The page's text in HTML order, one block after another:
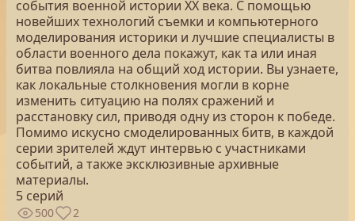
события военной истории ХХ века. С помощью
новейших технологий съемки и компьютерного
моделирования историки и лучшие специалисты в
области военного дела покажут, как та или иная
битва повлияла на общий ход истории. Вы узнаете,
как локальные столкновения могли в корне
изменить ситуацию на полях сражений и
расстановку сил, приводя одну из сторон к победе.
Помимо искусно смоделированных битв, в каждой
серии зрителей ждут интервью с участниками
событий, а также эксклюзивные архивные
материалы.
5 серий
500 2